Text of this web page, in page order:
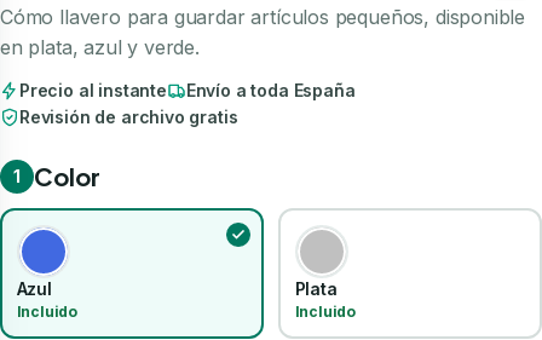
Cómo llavero para guardar artículos pequeños, disponible
en plata, azul y verde.
Precio al instante
Envío a toda España
Revisión de archivo gratis
1 Color
Azul
Incluido
Plata
Incluido